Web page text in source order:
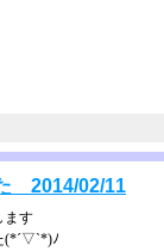
2014/02/11
ます
(*´▽`*)ﾉ